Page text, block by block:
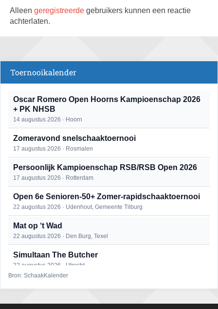
Alleen geregistreerde gebruikers kunnen een reactie
achterlaten.
Toernooikalender
Oscar Romero Open Hoorns Kampioenschap 2026
+ PK NHSB
14 augustus 2026 · Hoorn
Zomeravond snelschaaktoernooi
17 augustus 2026 · Rosmalen
Persoonlijk Kampioenschap RSB/RSB Open 2026
17 augustus 2026 · Rotterdam
Open 6e Senioren-50+ Zomer-rapidschaaktoernooi
22 augustus 2026 · Udenhout, Gemeente Tilburg
Mat op ‘t Wad
22 augustus 2026 · Den Burg, Texel
Simultaan The Butcher
22 augustus 2026 · Utrecht
Bron: SchaakKalender